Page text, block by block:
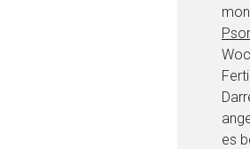
es